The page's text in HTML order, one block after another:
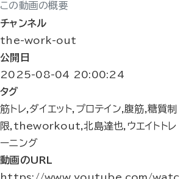
この動画の概要
チャンネル
the-work-out
公開日
2025-08-04 20:00:24
タグ
筋トレ,ダイエット,プロテイン,腹筋,糖質制
限,theworkout,北島達也,ウエイトトレ
ーニング
動画のURL